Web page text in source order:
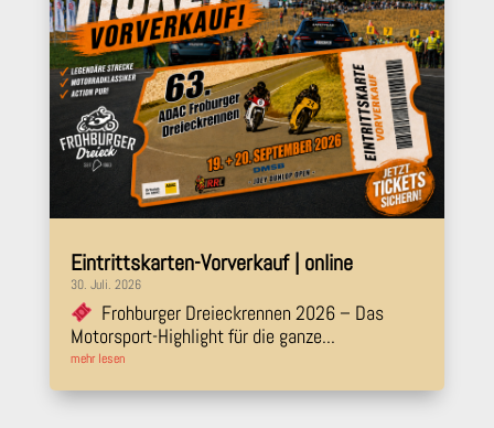
Eintrittskarten-Vorverkauf | online
30. Juli. 2026
Frohburger Dreieckrennen 2026 – Das
Motorsport-Highlight für die ganze...
mehr lesen